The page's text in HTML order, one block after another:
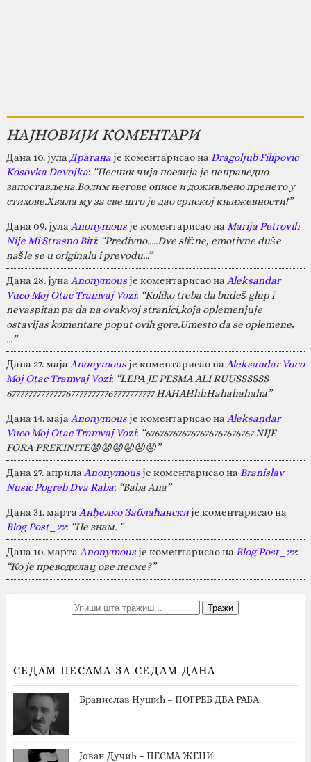
НАЈНОВИЈИ КОМЕНТАРИ
Дана 10. јула Драганаје коментарисао на Dragoljub Filipovic
Kosovka Devojka: “Песник чија поезија је неправедно
запостављена.Волим његове описе и доживљено пренето у
стихове.Хвала му за све што је дао српској књижевности!”
Дана 09. јула Anonymousје коментарисао на Marija Petrovih
Nije Mi Strasno Biti: “Predivno.....Dve slične, emotivne duše
našle se u originalu i prevodu...”
Дана 28. јуна Anonymousје коментарисао на Aleksandar
Vuco Moj Otac Tramvaj Vozi: “Koliko treba da budeš glup i
nevaspitan pa da na ovakvoj stranici,koja oplemenjuje
ostavljas komentare poput ovih gore.Umesto da se oplemene,
…”
Дана 27. маја Anonymousје коментарисао на Aleksandar Vuco
Moj Otac Tramvaj Vozi: “LEPA JE PESMA ALI RUUSSSSSS
67777777777777677777777767777777777 HAHAHhhHahahahaha”
Дана 14. маја Anonymousје коментарисао на Aleksandar
Vuco Moj Otac Tramvaj Vozi: “676767676767676767676767 NIJE
FORA PREKINITE😡😡😡😡😡😡”
Дана 27. априла Anonymousје коментарисао на Branislav
Nusic Pogreb Dva Raba: “Baba Ana”
Дана 31. марта Анђелко Заблаћанскије коментарисао на
Blog Post_22: “Не знам. ”
Дана 10. марта Anonymousје коментарисао на Blog Post_22:
“Ко је преводилац ове песме?”
СЕДАМ ПЕСАМА ЗА СЕДАМ ДАНА
Бранислав Нушић – ПОГРЕБ ДВА РАБА
Јован Дучић – ПЕСМА ЖЕНИ